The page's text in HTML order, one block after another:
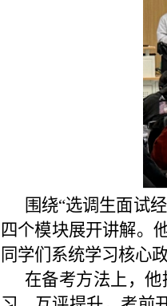
围绕“选调生面试
四个模块展开讲解。
同学们系统学习核心
在备考方法上，